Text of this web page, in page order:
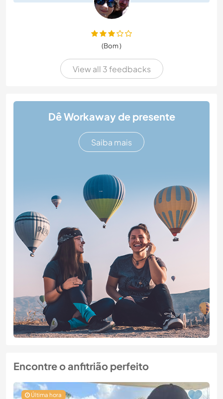
(Bom )
View all 3 feedbacks
Dê Workaway de presente
Saiba mais
Encontre o anfitrião perfeito
Última hora